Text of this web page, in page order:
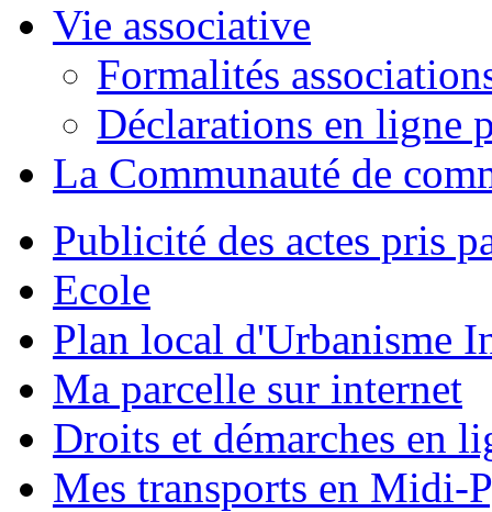
Vie associative
Formalités
Déclarations en ligne
La Communauté de
Publicité des actes pris
Ecole
Plan local d'Urbanisme
Ma parcelle sur internet
Droits et démarches en
Mes transports en Midi-